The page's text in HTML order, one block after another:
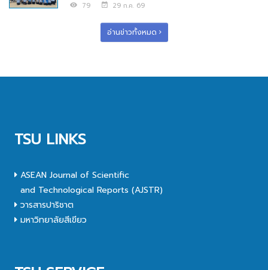
79 29 ก.ค. 69
อ่านข่าวทั้งหมด
TSU LINKS
ASEAN Journal of Scientific
and Technological Reports (AJSTR)
วารสารปาริชาต
มหาวิทยาลัยสีเขียว